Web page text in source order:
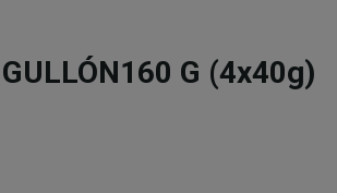
G (4x40g)